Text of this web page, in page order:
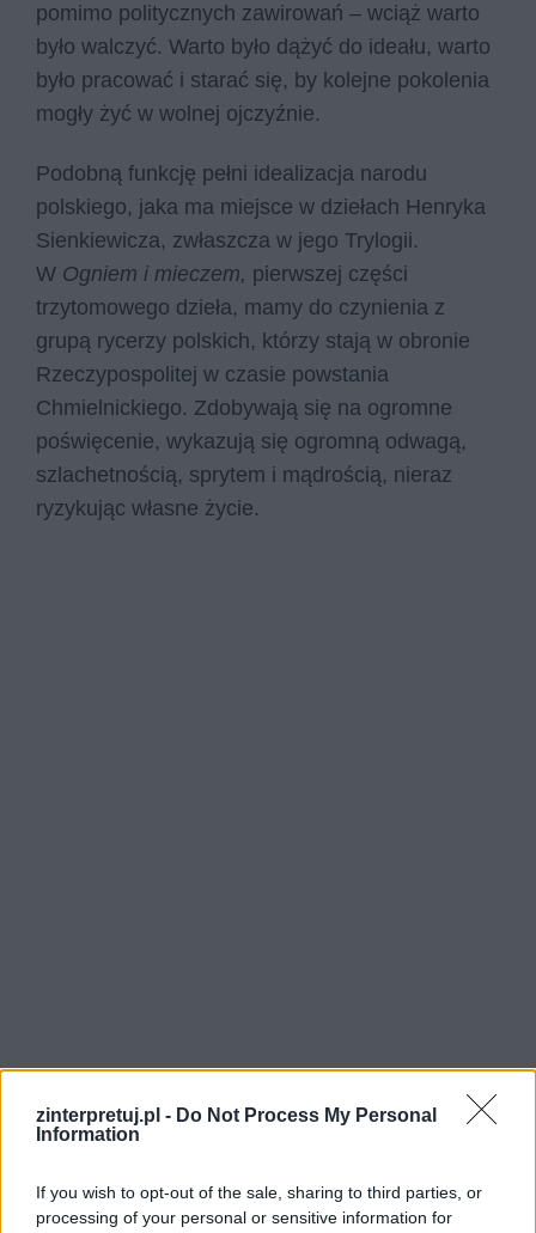
zinterpretuj.pl - Do Not Process My Personal
Information
If you wish to opt-out of the sale, sharing to third parties, or
processing of your personal or sensitive information for
pomimo politycznych zawirowań – wciąż warto
było walczyć. Warto było dążyć do ideału, warto
było pracować i starać się, by kolejne pokolenia
mogły żyć w wolnej ojczyźnie.
Podobną funkcję pełni idealizacja narodu
polskiego, jaka ma miejsce w dziełach Henryka
Sienkiewicza, zwłaszcza w jego Trylogii.
W Ogniem i mieczem, pierwszej części
trzytomowego dzieła, mamy do czynienia z
grupą rycerzy polskich, którzy stają w obronie
Rzeczypospolitej w czasie powstania
Chmielnickiego. Zdobywają się na ogromne
poświęcenie, wykazują się ogromną odwagą,
szlachetnością, sprytem i mądrością, nieraz
ryzykując własne życie.
Niektórzy z nich, jak Longinus Podbipięta,
oddają życie w słusznej sprawie.
się inie poczuć dumy z przynależności do